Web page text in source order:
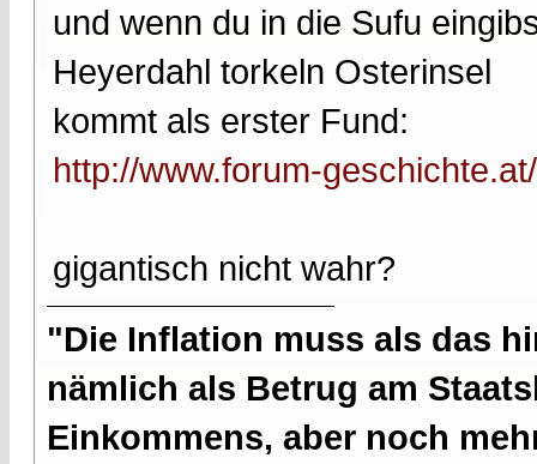
und wenn du in die Sufu
Heyerdahl torkeln Osterinsel
kommt als erster Fund:
http://www.forum-
gigantisch nicht wahr?
"Die Inflation muss als das
nämlich als Betrug am
Einkommens, aber noch